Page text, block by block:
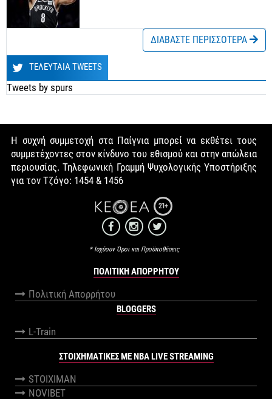
ΔΙΑΒΑΣΤΕ ΠΕΡΙΣΣΟΤΕΡΑ
ΤΕΛΕΥΤΑΙΑ TWEETS
Tweets by spurs
Η συχνή συμμετοχή στα Παίγνια μπορεί να εκθέτει τους
συμμετέχοντες στον κίνδυνο του εθισμού και στην απώλεια
περιουσίας. Τηλεφωνική Γραμμή Ψυχολογικής Υποστήριξης
για τον Τζόγο: 1454 & 1456
21+
* Ισχύουν Όροι και Προϋποθέσεις
ΠΟΛΙΤΙΚΉ ΑΠΟΡΡΉΤΟΥ
Πολιτική Απορρήτου
BLOGGERS
L-Train
ΣΤΟΙΧΗΜΑΤΙΚΕΣ ΜΕ NBA LIVE STREAMING
STOIXIMAN
NOVIBET